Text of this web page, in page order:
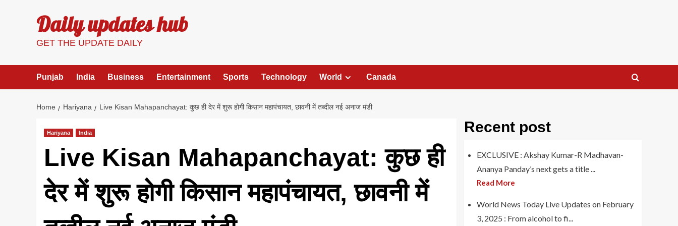
Daily updates hub
GET THE UPDATE DAILY
Punjab India Business Entertainment Sports Technology World Canada
Home Hariyana Live Kisan Mahapanchayat: कुछ ही देर में शुरू होगी किसान महापंचायत, छावनी में तब्‍दील नई अनाज मंडी
Hariyana India
Live Kisan Mahapanchayat: कुछ ही
देर में शुरू होगी किसान महापंचायत, छावनी में
Recent post
EXCLUSIVE : Akshay Kumar-R Madhavan-
Ananya Panday’s next gets a title ...
Read More
World News Today Live Updates on February
3, 2025 : From alcohol to fi...